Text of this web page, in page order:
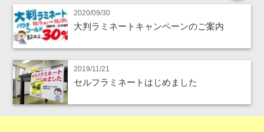
2020/09/30
大判ラミネートキャンペーンのご案内
2019/11/21
セルフラミネートはじめました